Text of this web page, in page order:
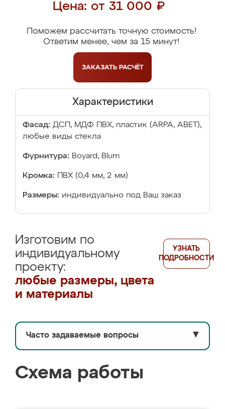
Цена: от 31 000 ₽
Поможем рассчитать точную стоимость!
Ответим менее, чем за 15 минут!
ЗАКАЗАТЬ РАСЧЁТ
Характеристики
Фасад: ДСП, МДФ ПВХ, пластик (ARPA, ABET),
любые виды стекла
Фурнитура: Boyard, Blum
Кромка: ПВХ (0,4 мм, 2 мм)
Размеры: индивидуально под Ваш заказ
Изготовим по
индивидуальному
проекту:
любые размеры, цвета
и материалы
УЗНАТЬ
ПОДРОБНОСТИ
Часто задаваемые вопросы ▼
Схема работы